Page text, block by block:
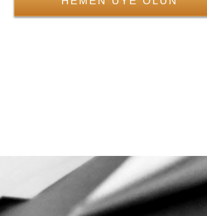
Giriş Formuna Atla